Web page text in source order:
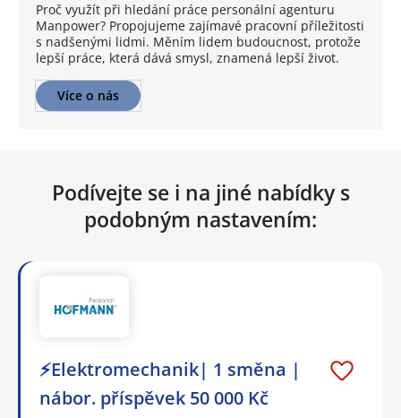
Proč využít při hledání práce personální agenturu
Manpower? Propojujeme zajímavé pracovní příležitosti
s nadšenými lidmi. Měním lidem budoucnost, protože
lepší práce, která dává smysl, znamená lepší život.
Více o nás
Podívejte se i na jiné nabídky s
podobným nastavením:
⚡Elektromechanik| 1 směna |
nábor. příspěvek 50 000 Kč